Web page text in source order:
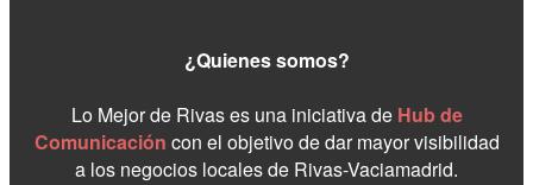
¿Quienes somos?
Lo Mejor de Rivas es una iniciativa de Hub de
Comunicación con el objetivo de dar mayor visibilidad
a los negocios locales de Rivas-Vaciamadrid.